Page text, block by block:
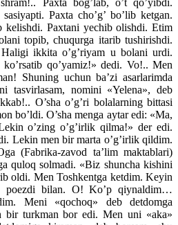
Paxta bog’lab, o’t qo’yibdi.
Paxta cho’g’ bo’lib ketgan.
Paxtani yechib olishdi. Etim
topib, chuqurga itarib tushirishdi.
ikkita o’g’riyam u bolani urdi.
ko’rsatib qo’yamiz!» dedi. Vo!.. Men
Shuning uchun ba’zi asarlarimda
tasvirlasam, nomini «Yelena», deb
O’sha o’g’ri bolalarning bittasi
bo’ldi. O’sha menga aytar edi: «Ma,
o’zing o’g’irlik qilma!» der edi.
Lekin men bir marta o’g’irlik qildim.
(Fabrika-zavod ta’lim maktablari)
quloq solmadi. «Biz shuncha kishini
oldi. Men Toshkentga ketdim. Keyin
poezdi bilan. O! Ko’p qiynaldim…
Meni «qochoq» deb detdomga
turkman bor edi. Men uni «aka»